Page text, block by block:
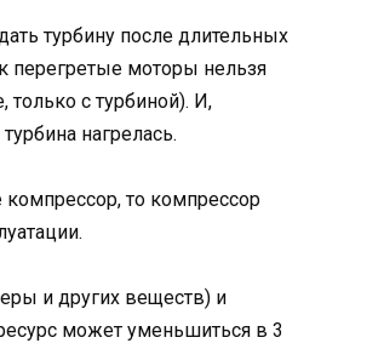
турбину после длительных
перегретые моторы нельзя
только с турбиной). И,
нагрелась.
компрессор, то компрессор
и других веществ) и
может уменьшиться в 3